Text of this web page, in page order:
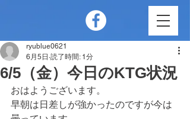
6/5（金）今日のKTG状況
ryublue0621
6月5日 読了時間: 1分
おはようございます。
早朝は日差しが強かったのですが今は